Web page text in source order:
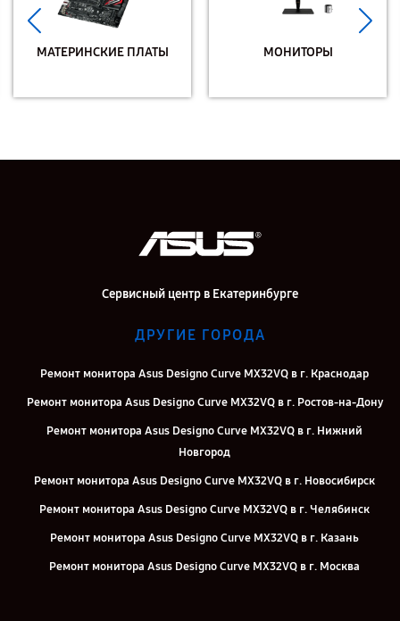
МАТЕРИНСКИЕ ПЛАТЫ МОНИТОРЫ
Сервисный центр в Екатеринбурге
ДРУГИЕ ГОРОДА
Ремонт монитора Asus Designo Curve MX32VQ в г. Краснодар
Ремонт монитора Asus Designo Curve MX32VQ в г. Ростов-на-Дону
Ремонт монитора Asus Designo Curve MX32VQ в г. Нижний
Новгород
Ремонт монитора Asus Designo Curve MX32VQ в г. Новосибирск
Ремонт монитора Asus Designo Curve MX32VQ в г. Челябинск
Ремонт монитора Asus Designo Curve MX32VQ в г. Казань
Ремонт монитора Asus Designo Curve MX32VQ в г. Москва